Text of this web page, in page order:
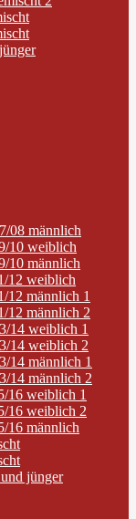
08 männlich
10 weiblich
10 männlich
12 weiblich
12 männlich 1
12 männlich 2
14 weiblich 1
14 weiblich 2
14 männlich 1
14 männlich 2
16 weiblich 1
16 weiblich 2
16 männlich
jünger